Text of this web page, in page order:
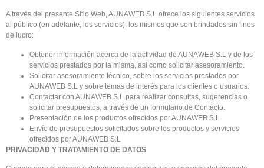
A través del presente Sitio Web, AUNAWEB S.L ofrece los siguientes servicios
al público (en adelante, los servicios), los mismos que son brindados sin fines
de lucro:
Obtener información acerca de la actividad de AUNAWEB S.L y de los
servicios prestados por la misma, así como solicitar asesoramiento.
Solicitar asesoramiento técnico, sobre los servicios prestados por
AUNAWEB S.L y sobre temas de interés para los clientes o usuarios.
Contactar con AUNAWEB S.L para realizar consultas, sugerencias o
solicitar presupuestos, a través de un formulario de Contacto.
Presentación de los productos ofrecidos por AUNAWEB S.L
Envío de presupuestos solicitados sobre los productos y servicios
ofrecidos por AUNAWEB S.L
PRIVACIDAD Y TRATAMIENTO DE DATOS